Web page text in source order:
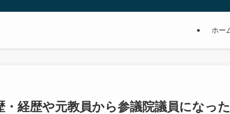
ホー
経歴や元教員から参議院議員になった